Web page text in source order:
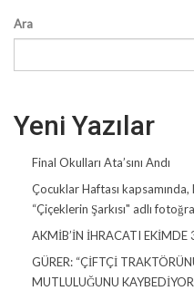
Ara
Yeni Yazılar
Final Okulları Ata’sını Andı
Çocuklar Haftası kapsamında,
“Çiçeklerin Şarkısı" adlı
AKMİB’İN İHRACATI
GÜRER: “ÇİFTÇİ
MUTLULUĞUNU